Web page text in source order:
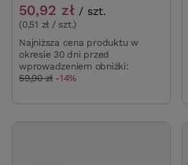
50,92 zł / szt.
(0,51 zł / szt.)
Najniższa cena produktu w
okresie 30 dni przed
wprowadzeniem obniżki:
59,90 zł -14%